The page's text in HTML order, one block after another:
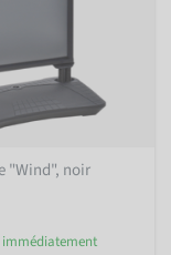
"Wind", noir
immédiatement